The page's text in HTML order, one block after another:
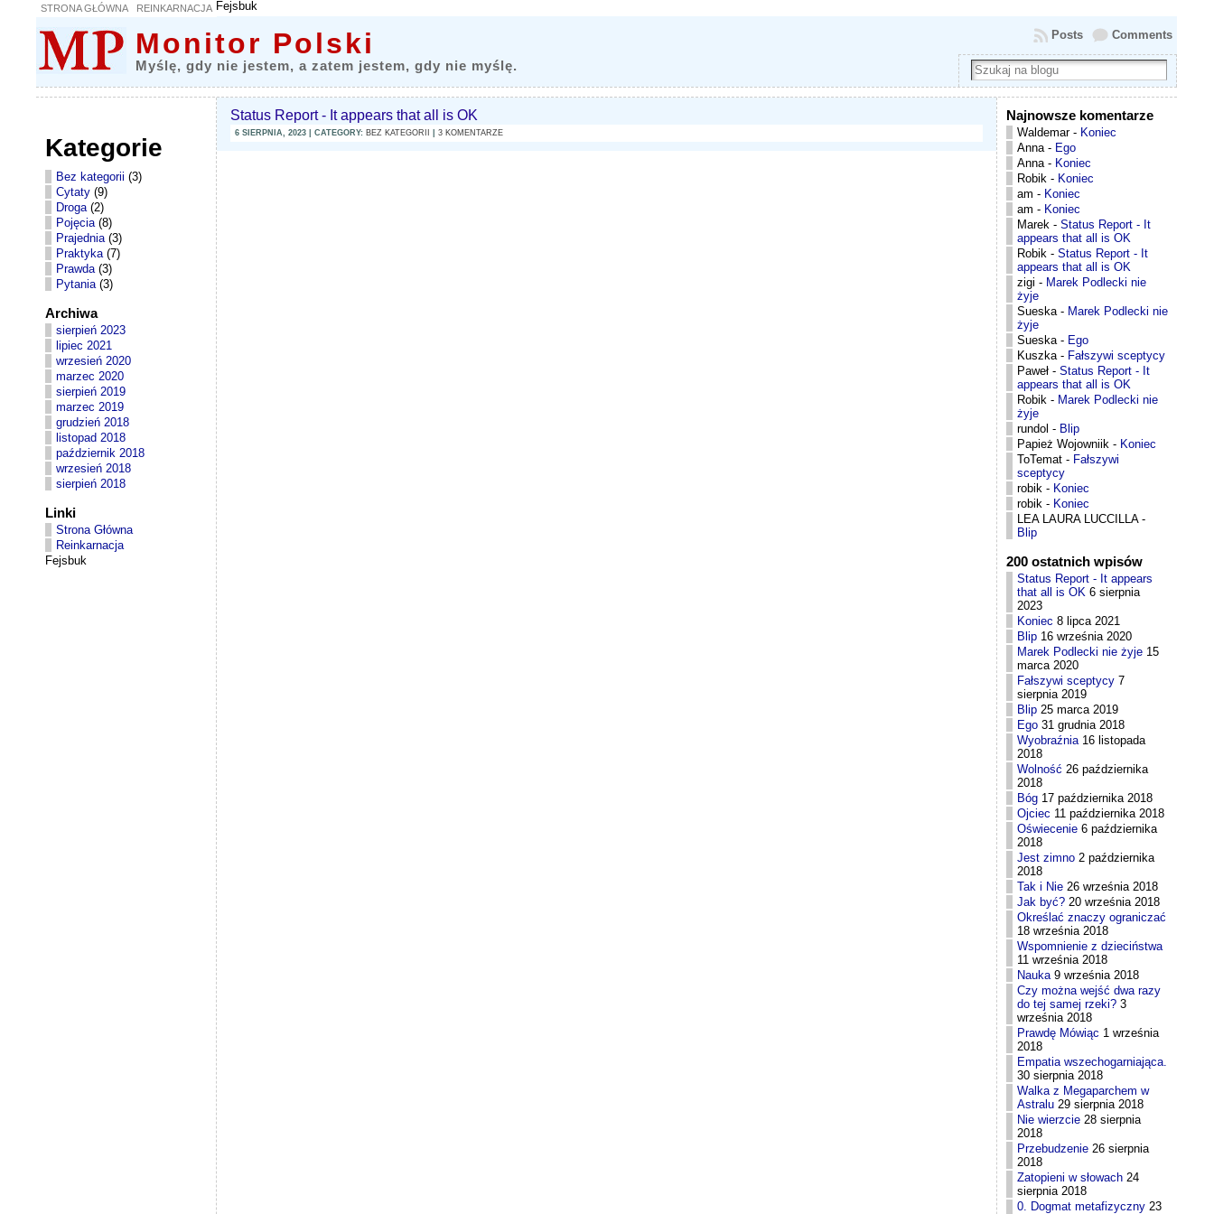
STRONA GŁÓWNA REINKARNACJA Fejsbuk
Monitor Polski
Myślę, gdy nie jestem, a zatem jestem, gdy nie myślę.
Comments
Posts
Kategorie
Bez kategorii (3)
Cytaty (9)
Droga (2)
Pojęcia (8)
Prajednia (3)
Praktyka (7)
Prawda (3)
Pytania (3)
Archiwa
sierpień 2023
lipiec 2021
wrzesień 2020
marzec 2020
sierpień 2019
marzec 2019
grudzień 2018
listopad 2018
październik 2018
wrzesień 2018
sierpień 2018
Linki
Strona Główna
Reinkarnacja
Fejsbuk
Status Report - It appears that all is OK
6 SIERPNIA, 2023 | CATEGORY: BEZ KATEGORII |3 KOMENTARZE
Najnowsze komentarze
Waldemar- Koniec
Anna- Ego
Anna- Koniec
Robik - Koniec
am - Koniec
am - Koniec
Marek -Status Report - It
appears that all is OK
Robik -Status Report - It
appears that all is OK
zigi - Marek Podlecki nie
żyje
Sueska- Marek Podlecki nie
żyje
Sueska- Ego
Kuszka- Fałszywi sceptycy
Paweł -Status Report - It
appears that all is OK
Robik - Marek Podlecki nie
żyje
rundol - Blip
Papież Wojowniik - Koniec
ToTemat - Fałszywi
sceptycy
robik - Koniec
robik - Koniec
LEA LAURA LUCCILLA-
Blip
200 ostatnich wpisów
Status Report - It appears
that all is OK 6 sierpnia
2023
Koniec 8 lipca 2021
Blip 16 września 2020
Marek Podlecki nie żyje 15
marca 2020
Fałszywi sceptycy 7
sierpnia 2019
Blip 25 marca 2019
Ego 31 grudnia 2018
Wyobraźnia 16 listopada
2018
Wolność 26 października
2018
Bóg 17 października 2018
Ojciec 11 października 2018
Oświecenie 6 października
2018
Jest zimno 2 października
2018
Tak i Nie 26 września 2018
Jak być? 20 września 2018
Określać znaczy ograniczać
18 września 2018
Wspomnienie z dzieciństwa
11 września 2018
Nauka 9 września 2018
Czy można wejść dwa razy
do tej samej rzeki? 3
września 2018
Prawdę Mówiąc 1 września
2018
Empatia wszechogarniająca.
30 sierpnia 2018
Walka z Megaparchem w
Astralu 29 sierpnia 2018
Nie wierzcie 28 sierpnia
2018
Przebudzenie 26 sierpnia
2018
Zatopieni w słowach 24
sierpnia 2018
0. Dogmat metafizyczny 23